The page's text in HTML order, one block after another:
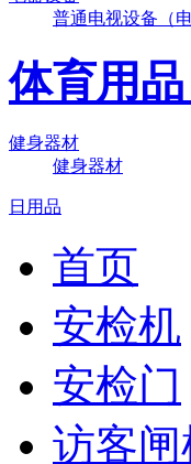
普通电视设备（电
体育用
健身器材
健身器材
日用品
首页
安检机
安检门
访客闸